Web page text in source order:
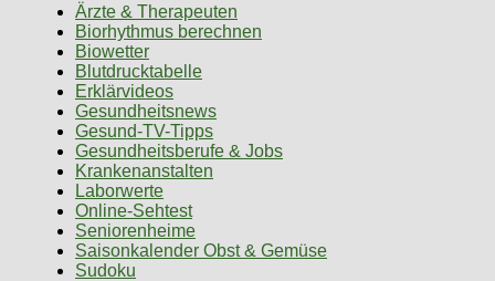
Ärzte & Therapeuten
Biorhythmus berechnen
Biowetter
Blutdrucktabelle
Erklärvideos
Gesundheitsnews
Gesund-TV-Tipps
Gesundheitsberufe & Jobs
Krankenanstalten
Laborwerte
Online-Sehtest
Seniorenheime
Saisonkalender Obst & Gemüse
Sudoku